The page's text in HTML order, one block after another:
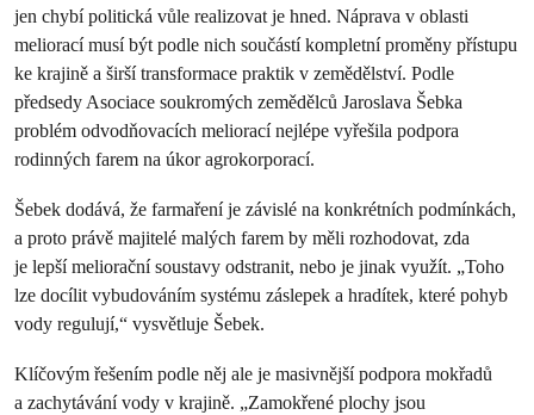
jen chybí politická vůle realizovat je hned. Náprava v oblasti
meliorací musí být podle nich součástí kompletní proměny přístupu
ke krajině a širší transformace praktik v zemědělství. Podle
předsedy Asociace soukromých zemědělců Jaroslava Šebka
problém odvodňovacích meliorací nejlépe vyřešila podpora
rodinných farem na úkor agrokorporací.
Šebek dodává, že farmaření je závislé na konkrétních podmínkách,
a proto právě majitelé malých farem by měli rozhodovat, zda
je lepší meliorační soustavy odstranit, nebo je jinak využít. „Toho
lze docílit vybudováním systému záslepek a hradítek, které pohyb
vody regulují,“ vysvětluje Šebek.
Klíčovým řešením podle něj ale je masivnější podpora mokřadů
a zachytávání vody v krajině. „Zamokřené plochy jsou